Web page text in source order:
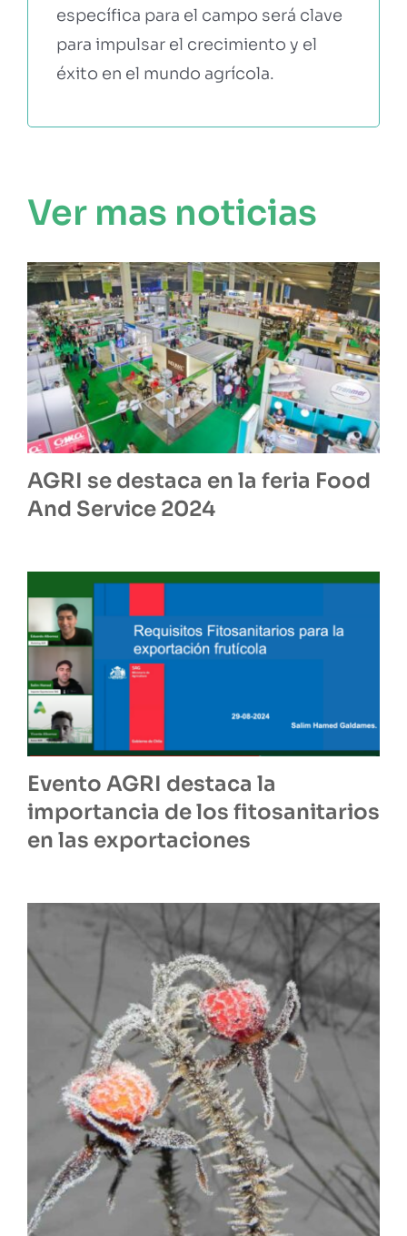
específica para el campo será clave
para impulsar el crecimiento y el
éxito en el mundo agrícola.
Ver mas noticias
AGRI se destaca en la feria Food
And Service 2024
Evento AGRI destaca la
importancia de los fitosanitarios
en las exportaciones